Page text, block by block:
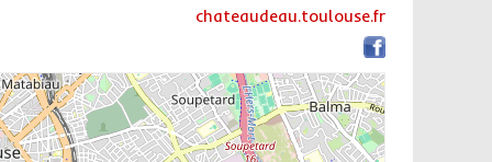
chateaudeau.toulouse.fr